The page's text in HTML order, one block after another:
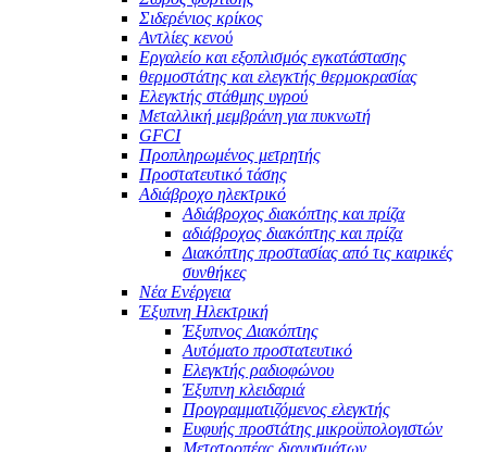
Σιδερένιος κρίκος
Αντλίες κενού
Εργαλείο και εξοπλισμός εγκατάστασης
θερμοστάτης και ελεγκτής θερμοκρασίας
Ελεγκτής στάθμης υγρού
Μεταλλική μεμβράνη για πυκνωτή
GFCI
Προπληρωμένος μετρητής
Προστατευτικό τάσης
Αδιάβροχο ηλεκτρικό
Αδιάβροχος διακόπτης και πρίζα
αδιάβροχος διακόπτης και πρίζα
Διακόπτης προστασίας από τις καιρικές
συνθήκες
Νέα Ενέργεια
Έξυπνη Ηλεκτρική
Έξυπνος Διακόπτης
Αυτόματο προστατευτικό
Ελεγκτής ραδιοφώνου
Έξυπνη κλειδαριά
Προγραμματιζόμενος ελεγκτής
Ευφυής προστάτης μικροϋπολογιστών
Μετατροπέας διανυσμάτων